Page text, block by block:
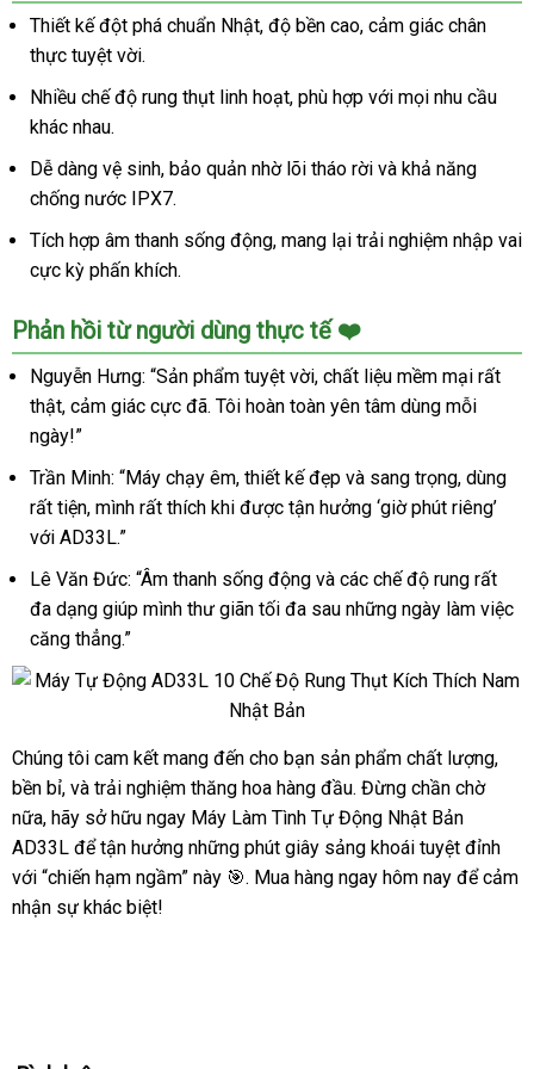
AD33L
10
Chế
Độ
Thụt
Kích
Thích
Nhật
Bản
Thiết kế đột phá chuẩn Nhật, độ bền cao, cảm giác chân
thực tuyệt vời.
Nhiều chế độ rung thụt linh hoạt, phù hợp với mọi nhu cầu
khác nhau.
Dễ dàng vệ sinh, bảo quản nhờ lõi tháo rời và khả năng
chống nước IPX7.
Tích hợp âm thanh sống động, mang lại trải nghiệm nhập vai
cực kỳ phấn khích.
Phản hồi từ người dùng thực tế ❤️
Nguyễn Hưng: “Sản phẩm tuyệt vời, chất liệu mềm mại rất
thật, cảm giác cực đã. Tôi hoàn toàn yên tâm dùng mỗi
ngày!”
Trần Minh: “Máy chạy êm, thiết kế đẹp và sang trọng, dùng
rất tiện, mình rất thích khi được tận hưởng ‘giờ phút riêng’
với AD33L.”
Lê Văn Đức: “Âm thanh sống động và các chế độ rung rất
đa dạng giúp mình thư giãn tối đa sau những ngày làm việc
căng thẳng.”
Máy
Tự
Động
AD33L
10
Chế
Độ
Chúng tôi cam kết mang đến cho bạn sản phẩm chất lượng,
bền bỉ, và trải nghiệm thăng hoa hàng đầu. Đừng chần chờ
nữa, hãy sở hữu ngay Máy Làm Tình Tự Động Nhật Bản
AD33L để tận hưởng những phút giây sảng khoái tuyệt đỉnh
với “chiến hạm ngầm” này 🎯. Mua hàng ngay hôm nay để cảm
nhận sự khác biệt!